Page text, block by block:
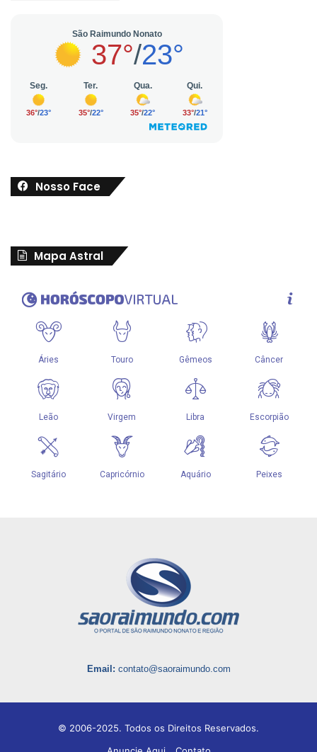
Nosso Face
Mapa Astral
Email: contato@saoraimundo.com
© 2006-2025. Todos os Direitos Reservados.